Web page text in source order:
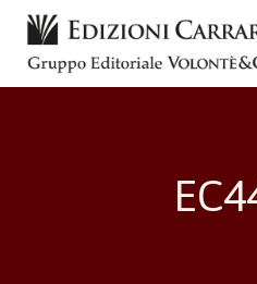
Salta
contenuto